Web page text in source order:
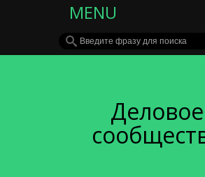
MENU
Деловое